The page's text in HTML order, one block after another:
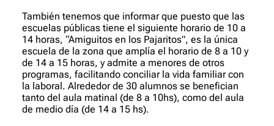
También tenemos que informar que puesto que las
escuelas públicas tiene el siguiente horario de 10 a
14 horas, “Amiguitos en los Pajaritos”, es la única
escuela de la zona que amplía el horario de 8 a 10 y
de 14 a 15 horas, y admite a menores de otros
programas, facilitando conciliar la vida familiar con
la laboral. Alrededor de 30 alumnos se benefician
tanto del aula matinal (de 8 a 10hs), como del aula
de medio día (de 14 a 15 hs).